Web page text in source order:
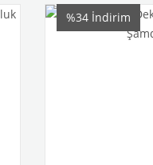
%34 İndirim